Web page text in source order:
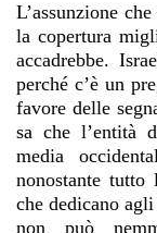
L’assunzione
la copertura
accadrebbe.
perché c’è un
favore delle
sa che l’entità
media
nonostante
che dedicano
non può